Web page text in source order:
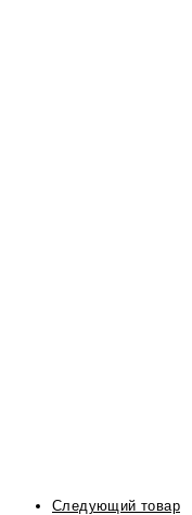
Следующий товар